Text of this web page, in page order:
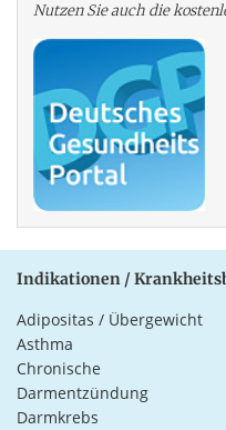
Nutzen Sie auch die
Indikationen /
Adipositas / Übergewicht
Asthma
Chronische
Darmentzündung
Darmkrebs